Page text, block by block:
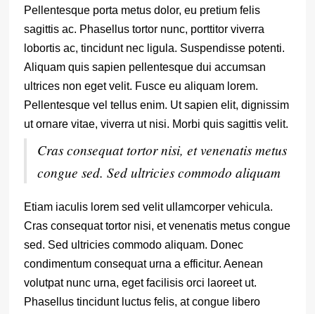
Pellentesque porta metus dolor, eu pretium felis
sagittis ac. Phasellus tortor nunc, porttitor viverra
lobortis ac, tincidunt nec ligula. Suspendisse potenti.
Aliquam quis sapien pellentesque dui accumsan
ultrices non eget velit. Fusce eu aliquam lorem.
Pellentesque vel tellus enim. Ut sapien elit, dignissim
ut ornare vitae, viverra ut nisi. Morbi quis sagittis velit.
Cras consequat tortor nisi, et venenatis metus
congue sed. Sed ultricies commodo aliquam
Etiam iaculis lorem sed velit ullamcorper vehicula.
Cras consequat tortor nisi, et venenatis metus congue
sed. Sed ultricies commodo aliquam. Donec
condimentum consequat urna a efficitur. Aenean
volutpat nunc urna, eget facilisis orci laoreet ut.
Phasellus tincidunt luctus felis, at congue libero